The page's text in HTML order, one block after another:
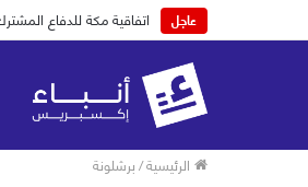
عاجل اتفاقية مكة للدفاع
الرئيسية/برشلونة